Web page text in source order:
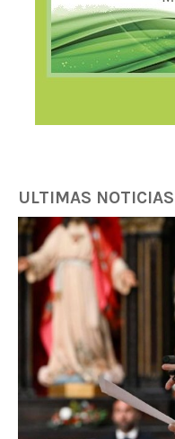
ULTIMAS NOTICIAS